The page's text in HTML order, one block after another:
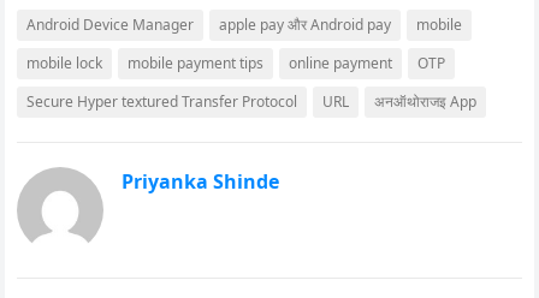
Android Device Manager apple pay और Android pay
mobile
mobile lock
mobile payment tips online payment
OTP
Secure Hyper textured Transfer Protocol
URL अनऑथोराजइ App
Priyanka Shinde